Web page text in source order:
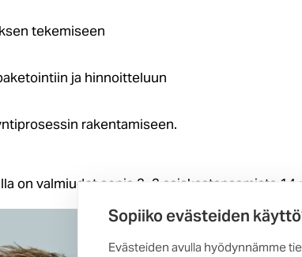
Sopiiko evästeiden
Evästeiden avulla hyödynnämme
tekemiseen
ja hinnoitteluun
rakentamiseen.
on valmiudet sopia 2–3 asiakastapaamista 14